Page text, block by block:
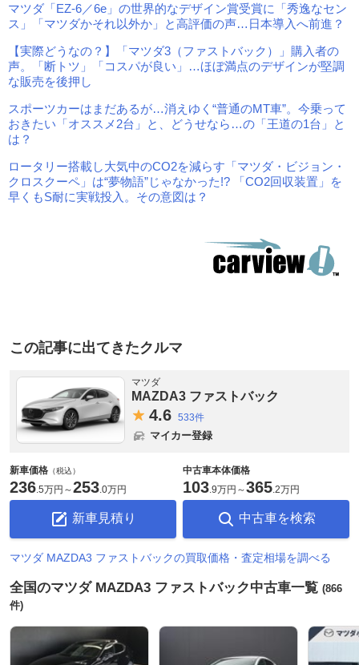
マツダ「EZ-6／6e」の世界的なデザイン賞受賞に「秀逸なセン
ス」「マツダかそれ以外か」と高評価の声…日本導入へ前進？
【実際どうなの？】「マツダ3（ファストバック）」購入者の
声。「断トツ」「コスパが良い」…ほぼ満点のデザインが堅調
な販売を後押し
スポーツカーはまだあるが…消えゆく“普通のMT車”。今乗って
おきたい「オススメ2台」と、どうせなら…の「王道の1台」と
は？
ロータリー搭載し大気中のCO2を減らす「マツダ・ビジョン・
クロスクーペ」は“夢物語”じゃなかった!? 「CO2回収装置」を
早くもS耐に実戦投入。その意図は？
この記事に出てきたクルマ
マツダ
MAZDA3 ファストバック
4.6 533件
マイカー登録
新車価格 （税込）
236 5万円 ～253 0万円
新車見積り
中古車本体価格
103 9万円 ～365 2万円
中古車を検索
マツダ MAZDA3 ファストバックの買取価格・査定相場を調べる
全国のマツダ MAZDA3 ファストバック中古車一覧 (866
件)